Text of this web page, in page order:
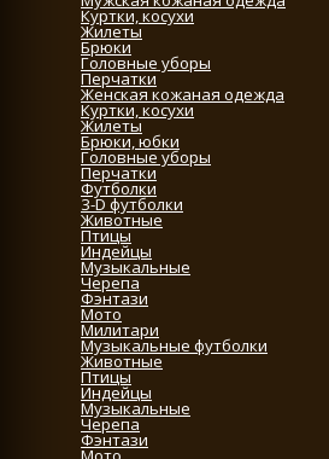
Куртки, косухи
Жилеты
Брюки
Головные уборы
Перчатки
Женская кожаная одежда
Куртки, косухи
Жилеты
Брюки, юбки
Головные уборы
Перчатки
Футболки
3-D футболки
Животные
Птицы
Индейцы
Музыкальные
Черепа
Фэнтази
Мото
Милитари
Музыкальные футболки
Животные
Птицы
Индейцы
Музыкальные
Черепа
Фэнтази